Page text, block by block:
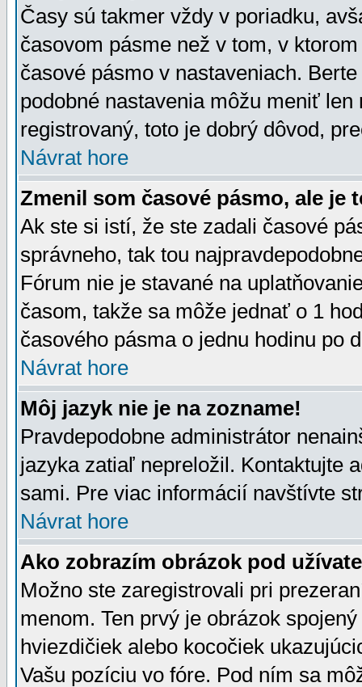
Časy sú takmer vždy v poriadku,
časovom pásme než v tom, v
časové pásmo v nastaveniach.
podobné nastavenia môžu meniť
registrovaný, toto je dobrý dôvod,
Návrat hore
Zmenil som časové pásmo, ale je
Ak ste si istí, že ste zadali časové
správneho, tak tou
Fórum nie je stavané na
časom, takže sa môže jednať o 1
časového pásma o jednu hodinu po
Návrat hore
Môj jazyk nie je na zozname!
Pravdepodobne administrátor
jazyka zatiaľ nepreložil. Kontaktujte
sami. Pre viac informácií navštívte
Návrat hore
Ako zobrazím obrázok pod
Možno ste zaregistrovali pri
menom. Ten prvý je obrázok
hviezdičiek alebo kocočiek
Vašu pozíciu vo fóre. Pod ním sa